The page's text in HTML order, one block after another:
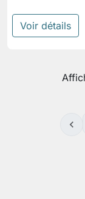
Voir détails
